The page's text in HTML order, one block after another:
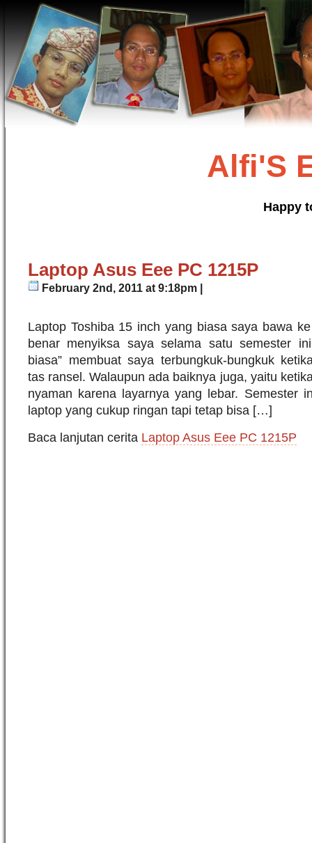
Alfi'S
Happy
Laptop Asus Eee PC 1215P
February 2nd, 2011 at 9:18pm |
Laptop Toshiba 15 inch yang biasa saya bawa
benar menyiksa saya selama satu semester
biasa” membuat saya terbungkuk-bungkuk
tas ransel. Walaupun ada baiknya juga, yaitu
nyaman karena layarnya yang lebar. Semester
laptop yang cukup ringan tapi tetap bisa […]
Baca lanjutan cerita Laptop Asus Eee PC 1215P